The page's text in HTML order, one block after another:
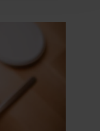
met onze
analyse. Deze
met andere
ze hebben
services. U
website blijft